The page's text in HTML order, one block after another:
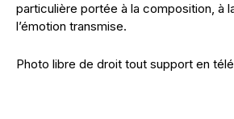
particulière portée à la composition, à
l’émotion transmise.
Photo libre de droit tout support en